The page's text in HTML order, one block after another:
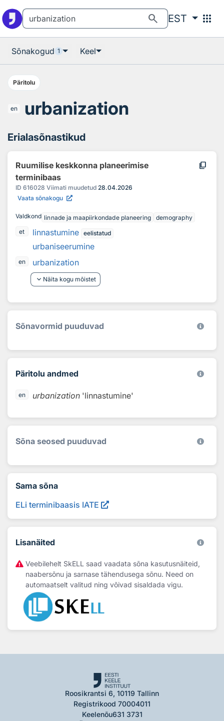
search EST apps
Sõnakogud 1 Keel
Päritolu
en urbanization
Erialasõnastikud
Ruumilise keskkonna planeerimise
terminibaas
content_copy
ID 616028 Viimati muudetud 28.04.2026
Vaata sõnakogu
Valdkond linnade ja maapiirkondade planeering
demography
et
linnastumine eelistatud
urbaniseerumine
en
urbanization
keyboard_arrow_down Näita kogu mõistet
Sõnavormid puuduvad
Päritolu andmed
en urbanization 'linnastumine'
Sõna seosed puuduvad
Sama sõna
ELi terminibaasis IATE
Lisanäited
Veebilehelt SkELL saad vaadata sõna kasutusnäiteid,
naabersõnu ja sarnase tähendusega sõnu. Need on
automaatselt valitud ning võivad sisaldada vigu.
Roosikrantsi 6, 10119 Tallinn
Registrikood 70004011
Keelenõu631 3731